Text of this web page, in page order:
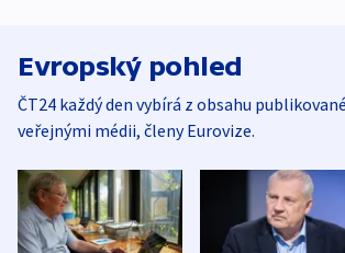
Evropský pohled
ČT24 každý den vybírá z obsahu
veřejnými médii, členy Eurovize.